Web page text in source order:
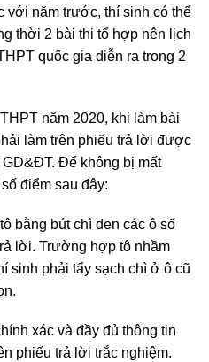
với năm trước, thí sinh có thể
thời 2 bài thi tổ hợp nên lịch
quốc gia diễn ra trong 2
năm 2020, khi làm bài
làm trên phiếu trả lời được
Để không bị mất
điểm sau đây:
bằng bút chì đen các ô số
lời. Trường hợp tô nhầm
sinh phải tẩy sạch chì ở ô cũ
xác và đầy đủ thông tin
phiếu trả lời trắc nghiệm.